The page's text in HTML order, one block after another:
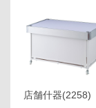
店舗什器(2258)